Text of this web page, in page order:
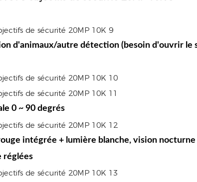
d'animaux/autre détection (besoin d'ouvrir le
0 ~ 90 degrés
intégrée + lumière blanche, vision nocturne
réglées